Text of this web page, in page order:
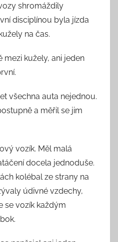
shromáždily
disciplínou byla jízda
na čas.
kužely, ani jeden
všechna auta nejednou.
a měřil se jim
vozík. Měl malá
docela jednoduše.
kolébal ze strany na
údivné vzdechy,
se vozík každým